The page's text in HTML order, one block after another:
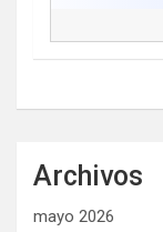
Archivos
mayo 2026